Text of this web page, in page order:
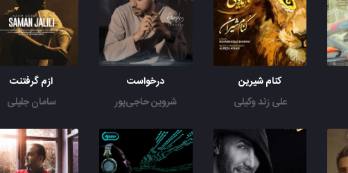
کنام شیرین
علی زند وکیلی
درخواست
شروین حاجی‌پور
ازم گرفتنت
سامان جلیلی